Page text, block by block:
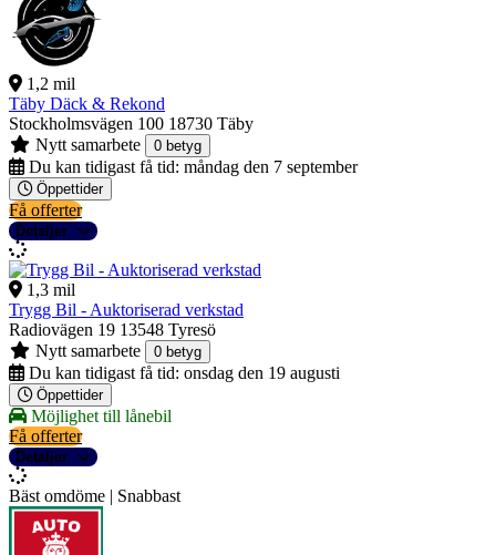
1,2 mil
Täby Däck & Rekond
Stockholmsvägen 100 18730 Täby
Nytt samarbete
0 betyg
Du kan tidigast få tid: måndag den 7 september
Öppettider
Få offerter
Detaljer
1,3 mil
Trygg Bil - Auktoriserad verkstad
Radiovägen 19 13548 Tyresö
Nytt samarbete
0 betyg
Du kan tidigast få tid: onsdag den 19 augusti
Öppettider
Möjlighet till lånebil
Få offerter
Detaljer
Bäst omdöme | Snabbast